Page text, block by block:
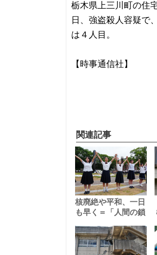
栃木県上三川町の住
日、強盗殺人容疑で
は４人目。
【時事通信社】
関連記事
核廃絶や平和、一日
も早く＝「人間の鎖